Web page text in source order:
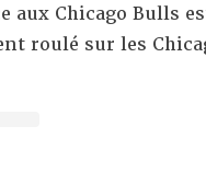
aux Chicago Bulls
roulé sur les